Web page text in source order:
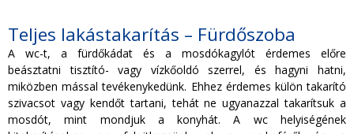
Teljes lakástakarítás – Fürdőszoba
A wc-t, a fürdőkádat és a mosdókagylót érdemes előre
beásztatni tisztító- vagy vízkőoldó szerrel, és hagyni hatni,
miközben mással tevékenykedünk. Ehhez érdemes külön takarító
szivacsot vagy kendőt tartani, tehát ne ugyanazzal takarítsuk a
mosdót, mint mondjuk a konyhát. A wc helyiségének